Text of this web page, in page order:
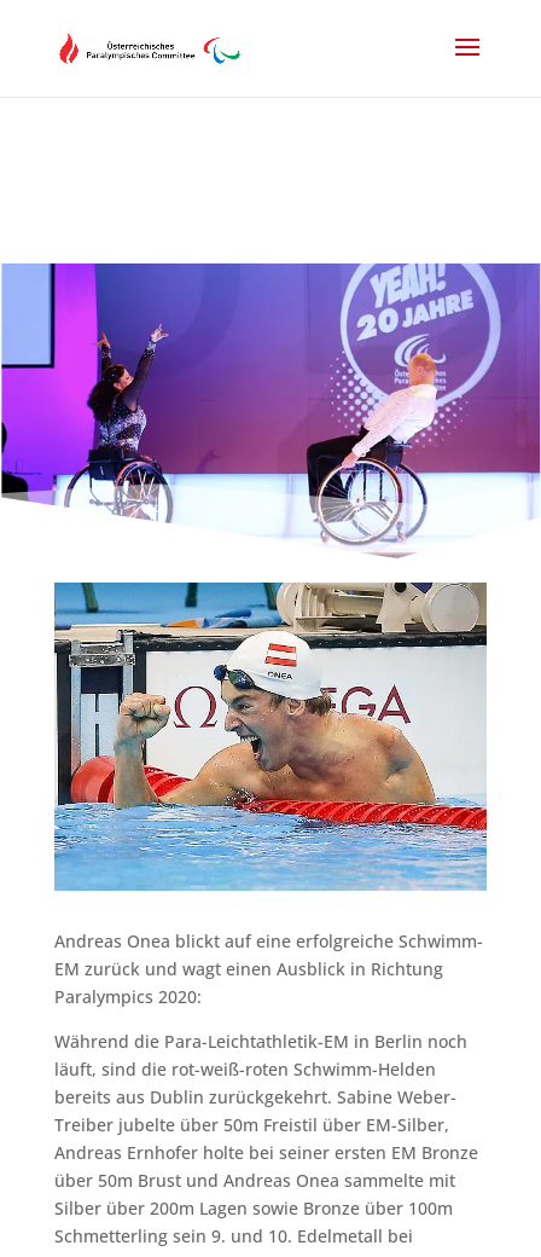
Andreas Onea blickt auf eine erfolgreiche Schwimm-
EM zurück und wagt einen Ausblick in Richtung
Paralympics 2020:
Während die Para-Leichtathletik-EM in Berlin noch
läuft, sind die rot-weiß-roten Schwimm-Helden
bereits aus Dublin zurückgekehrt. Sabine Weber-
Treiber jubelte über 50m Freistil über EM-Silber,
Andreas Ernhofer holte bei seiner ersten EM Bronze
über 50m Brust und Andreas Onea sammelte mit
Silber über 200m Lagen sowie Bronze über 100m
Schmetterling sein 9. und 10. Edelmetall bei